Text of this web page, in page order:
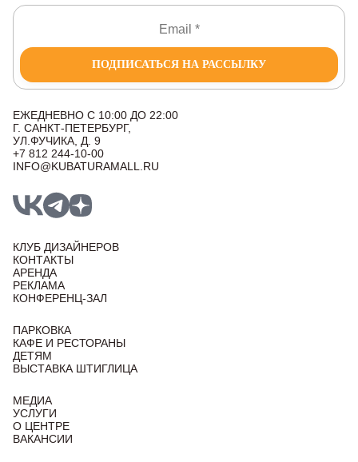
ПОДПИСАТЬСЯ НА РАССЫЛКУ
ЕЖЕДНЕВНО С 10:00 ДО 22:00
Г. САНКТ-ПЕТЕРБУРГ,
УЛ.ФУЧИКА, Д. 9
+7 812 244-10-00
INFO@KUBATURAMALL.RU
КЛУБ ДИЗАЙНЕРОВ
КОНТАКТЫ
АРЕНДА
РЕКЛАМА
КОНФЕРЕНЦ-ЗАЛ
ПАРКОВКА
КАФЕ И РЕСТОРАНЫ
ДЕТЯМ
ВЫСТАВКА ШТИГЛИЦА
МЕДИА
УСЛУГИ
О ЦЕНТРЕ
ВАКАНСИИ